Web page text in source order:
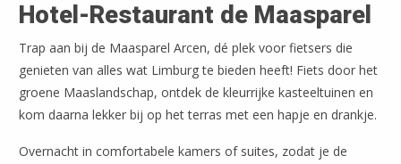
Hotel-Restaurant de Maasparel
Trap aan bij de Maasparel Arcen, dé plek voor fietsers die
genieten van alles wat Limburg te bieden heeft! Fiets door het
groene Maaslandschap, ontdek de kleurrijke kasteeltuinen en
kom daarna lekker bij op het terras met een hapje en drankje.
Overnacht in comfortabele kamers of suites, zodat je de